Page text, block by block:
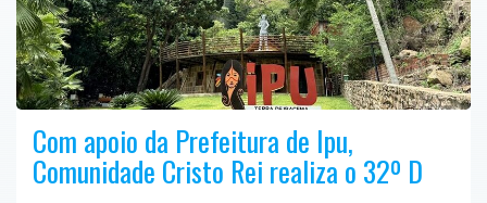
Com apoio da Prefeitura de Ipu,
Comunidade Cristo Rei realiza o 32º D